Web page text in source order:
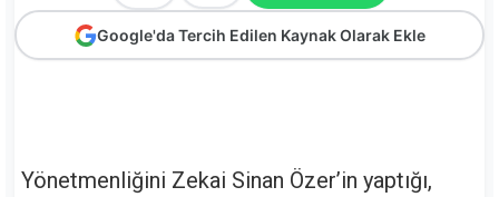
Google'da Tercih Edilen Kaynak Olarak Ekle
Yönetmenliğini Zekai Sinan Özer’in yaptığı,